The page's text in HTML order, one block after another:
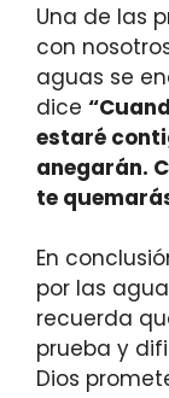
Una de las
con
aguas se
dice
estaré
anegarán.
te
En
por las
recuerda
prueba y
Dios